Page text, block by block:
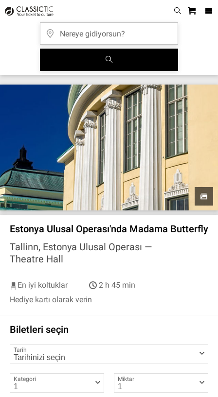
Estonya Ulusal Operası'nda Madama Butterfly
Tallinn, Estonya Ulusal Operası —
Theatre Hall
En iyi koltuklar
2 h 45 min
Hediye kartı olarak verin
Biletleri seçin
Tarih
Kategori Miktar